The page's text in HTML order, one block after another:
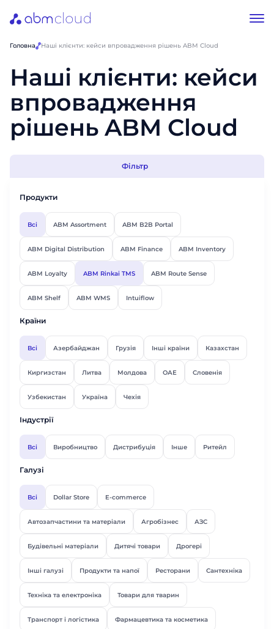
Головна Наші клієнти: кейси впровадження рішень ABM Cloud
Наші клієнти: кейси
впровадження
рішень ABM Cloud
Фільтр
Продукти
Всі ABM Assortment ABM B2B Portal
ABM Digital Distribution ABM Finance ABM Inventory
ABM Loyalty ABM Rinkai TMS ABM Route Sense
ABM Shelf ABM WMS Intuiflow
Країни
Всі Азербайджан Грузія Інші країни Казахстан
Киргизстан Литва Молдова ОАЕ Словенія
Узбекистан Україна Чехія
Індустрії
Всі Виробництво Дистрибуція Інше Ритейл
Галузі
Всі Dollar Store E-commerce
Автозапчастини та матеріали Агробізнес АЗС
Будівельні матеріали Дитячі товари Дрогері
Інші галузі Продукти та напої Ресторани Сантехніка
Техніка та електроніка Товари для тварин
Транспорт і логістика Фармацевтика та косметика